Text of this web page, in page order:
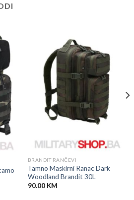
BRANDIT RANČEVI
Tamno Maskirni Ranac Dark
Woodland Brandit 30L
90.00 KM